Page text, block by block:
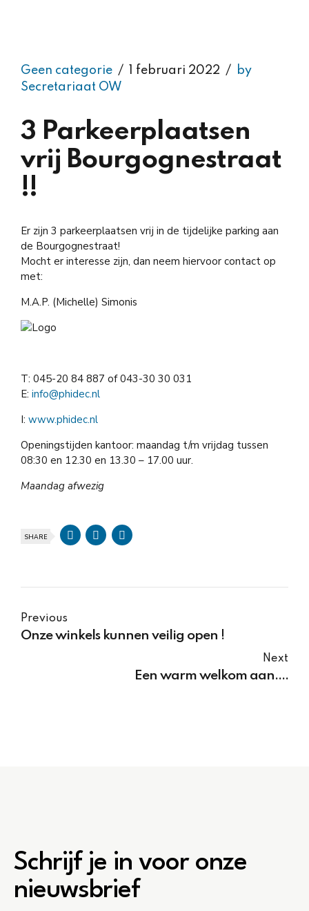
Geen categorie 1 februari 2022
by
Secretariaat OW
3 Parkeerplaatsen
vrij Bourgognestraat
!!
Er zijn 3 parkeerplaatsen vrij in de tijdelijke parking aan
de Bourgognestraat!
Mocht er interesse zijn, dan neem hiervoor contact op
met:
M.A.P. (Michelle) Simonis
T: 045-20 84 887 of 043-30 30 031
E: info@phidec.nl
I: www.phidec.nl
Openingstijden kantoor: maandag t/m vrijdag tussen
08:30 en 12.30 en 13.30 – 17.00 uur.
Maandag afwezig
SHARE
Previous
Onze winkels kunnen veilig open !
Next
Een warm welkom aan....
Schrijf je in voor onze
nieuwsbrief